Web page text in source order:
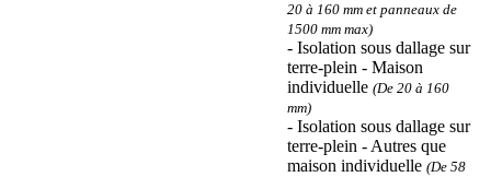
20 à 160 mm et panneaux de
1500 mm max)
- Isolation sous dallage sur
terre-plein - Maison
individuelle (De 20 à 160
mm)
- Isolation sous dallage sur
terre-plein - Autres que
maison individuelle (De 58